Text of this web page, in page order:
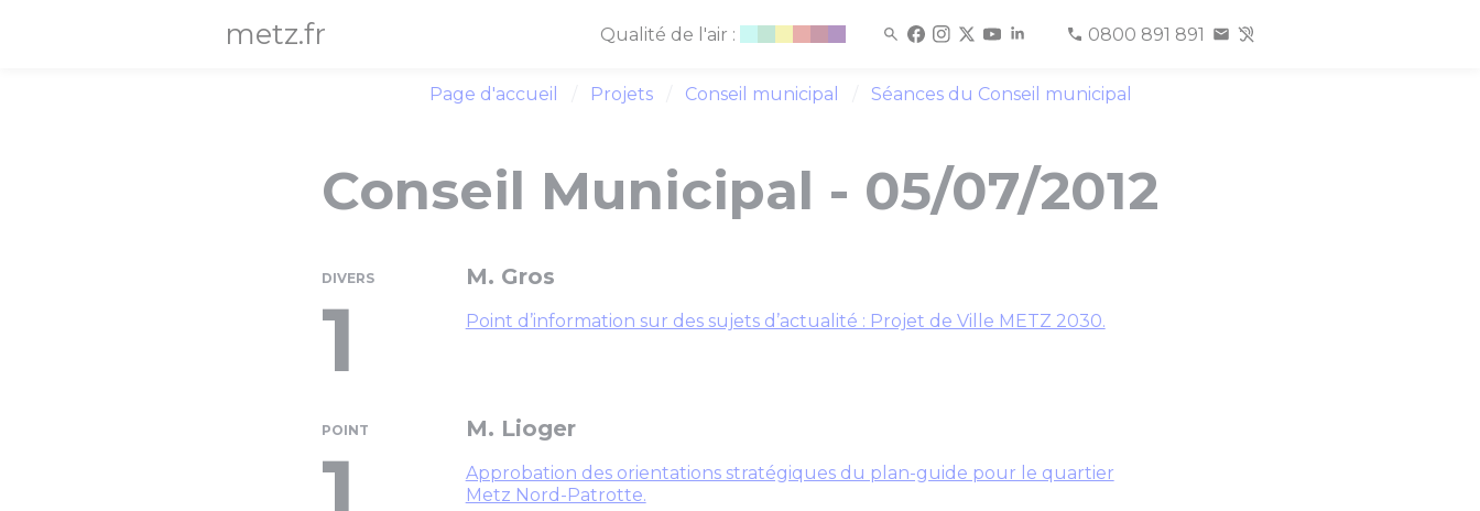
metz.fr Qualité de l'air : 0800 891 891
Page d'accueil Projets Conseil municipal Séances du Conseil municipal
Conseil Municipal - 05/07/2012
DIVERS
1
M. Gros
Point d’information sur des sujets d’actualité : Projet de Ville METZ 2030.
POINT M. Lioger
Approbation des orientations stratégiques du plan-guide pour le quartier
Metz Nord-Patrotte.